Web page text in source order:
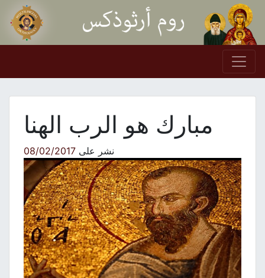
Skip to content
Main Navigation
مبارك هو الرب الهنا
نشر على08/02/2017